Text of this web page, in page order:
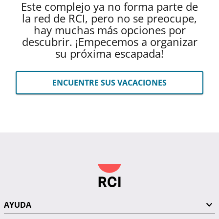
Este complejo ya no forma parte de
la red de RCI, pero no se preocupe,
hay muchas más opciones por
descubrir. ¡Empecemos a organizar
su próxima escapada!
ENCUENTRE SUS VACACIONES
AYUDA